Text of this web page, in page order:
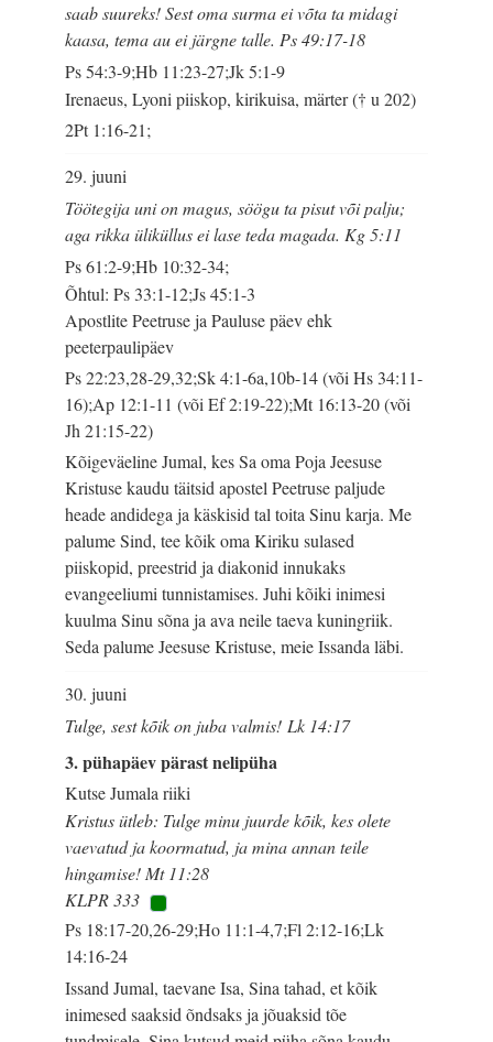
saab suureks! Sest oma surma ei võta ta midagi
kaasa, tema au ei järgne talle. Ps 49:17-18
Ps 54:3-9;Hb 11:23-27;Jk 5:1-9
Irenaeus, Lyoni piiskop, kirikuisa, märter († u 202)
2Pt 1:16-21;
29. juuni
Töötegija uni on magus, söögu ta pisut või palju;
aga rikka üliküllus ei lase teda magada. Kg 5:11
Ps 61:2-9;Hb 10:32-34;
Õhtul: Ps 33:1-12;Js 45:1-3
Apostlite Peetruse ja Pauluse päev ehk
peeterpaulipäev
Ps 22:23,28-29,32;Sk 4:1-6a,10b-14 (või Hs 34:11-
16);Ap 12:1-11 (või Ef 2:19-22);Mt 16:13-20 (või
Jh 21:15-22)
Kõigeväeline Jumal, kes Sa oma Poja Jeesuse
Kristuse kaudu täitsid apostel Peetruse paljude
heade andidega ja käskisid tal toita Sinu karja. Me
palume Sind, tee kõik oma Kiriku sulased
piiskopid, preestrid ja diakonid innukaks
evangeeliumi tunnistamises. Juhi kõiki inimesi
kuulma Sinu sõna ja ava neile taeva kuningriik.
Seda palume Jeesuse Kristuse, meie Issanda läbi.
30. juuni
Tulge, sest kõik on juba valmis! Lk 14:17
3. pühapäev pärast nelipüha
Kutse Jumala riiki
Kristus ütleb: Tulge minu juurde kõik, kes olete
vaevatud ja koormatud, ja mina annan teile
hingamise! Mt 11:28
KLPR 333
Ps 18:17-20,26-29;Ho 11:1-4,7;Fl 2:12-16;Lk
14:16-24
Issand Jumal, taevane Isa, Sina tahad, et kõik
inimesed saaksid õndsaks ja jõuaksid tõe